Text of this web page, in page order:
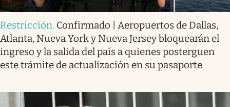
Restricción. Confirmado | Aeropuertos de Dallas,
Atlanta, Nueva York y Nueva Jersey bloquearán el
ingreso y la salida del país a quienes posterguen
este trámite de actualización en su pasaporte